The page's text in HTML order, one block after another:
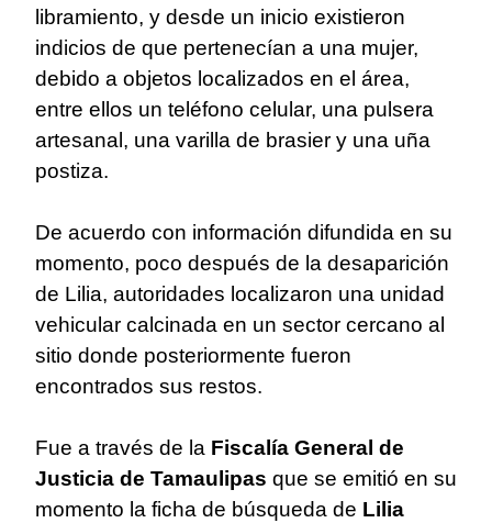
libramiento, y desde un inicio existieron
indicios de que pertenecían a una mujer,
debido a objetos localizados en el área,
entre ellos un teléfono celular, una pulsera
artesanal, una varilla de brasier y una uña
postiza.
De acuerdo con información difundida en su
momento, poco después de la desaparición
de Lilia, autoridades localizaron una unidad
vehicular calcinada en un sector cercano al
sitio donde posteriormente fueron
encontrados sus restos.
Fue a través de la Fiscalía General de
Justicia de Tamaulipas que se emitió en su
momento la ficha de búsqueda de Lilia